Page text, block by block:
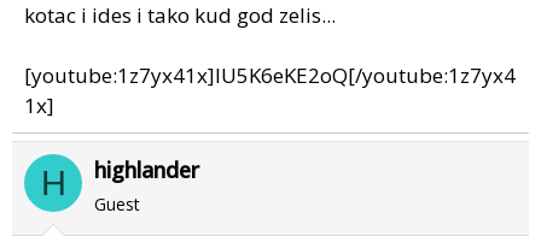
kotac i ides i tako kud god zelis...
[youtube:1z7yx41x]lU5K6eKE2oQ[/youtube:1z7yx4
1x]
H highlander
Guest